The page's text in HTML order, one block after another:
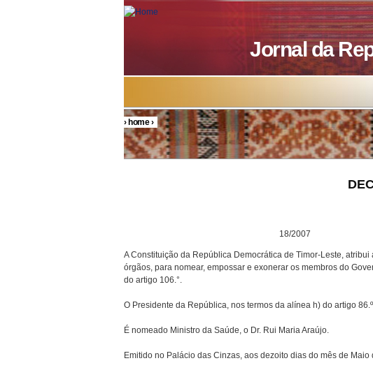
Jornal da
You are here
›home›
DECRETO
18/2007
A Constituição da República Democrática de Timor-Leste,
órgãos, para nomear, empossar e exonerar os membros do
do artigo 106.°.
O Presidente da República, nos termos da alínea h) do artigo
É nomeado Ministro da Saúde, o Dr. Rui Maria Araújo.
Emitido no Palácio das Cinzas, aos dezoito dias do mês de Maio